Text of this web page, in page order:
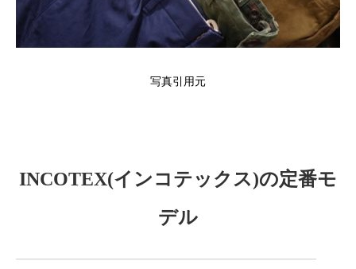
写真引用元
INCOTEX(インコテックス)の定番モ
デル